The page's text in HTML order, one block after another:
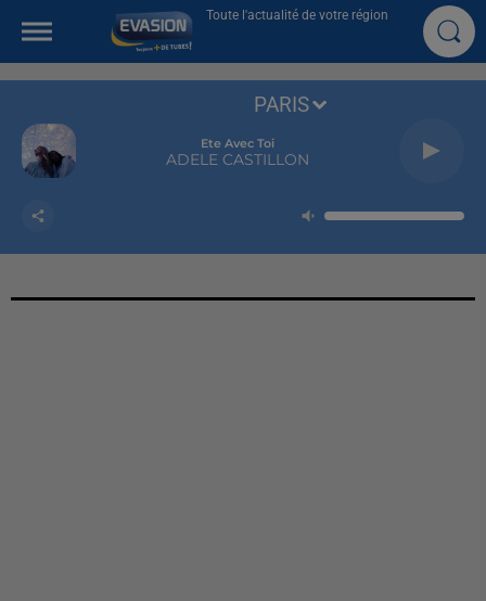
Toute l'actualité de votre région
Ete Avec Toi
ADELE CASTILLON
PARIS